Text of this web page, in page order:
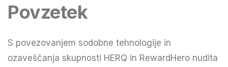
Povzetek
S povezovanjem sodobne tehnologije in
ozaveščanja skupnosti HERQ in RewardHero nudita